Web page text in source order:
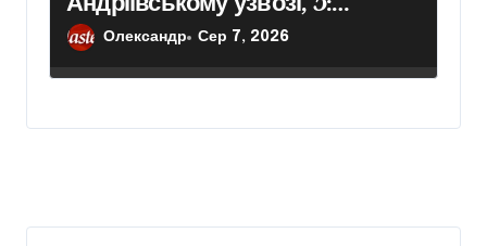
Мінкульт заперечує погодження
Олександр Сер 7, 2026